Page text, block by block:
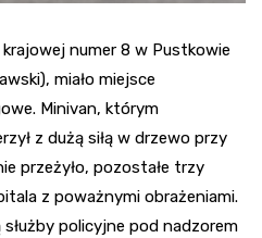
numer 8 w Pustkowie
miało miejsce
Minivan, którym
z dużą siłą w drzewo przy
przeżyło, pozostałe trzy
z poważnymi obrażeniami.
policyjne pod nadzorem